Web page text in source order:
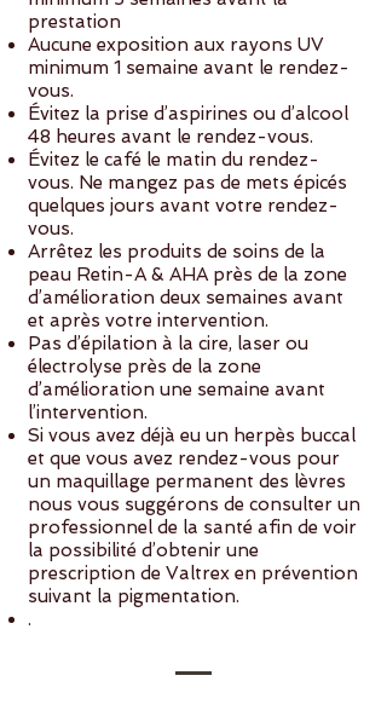
prestation
Aucune exposition aux rayons UV
minimum 1 semaine avant le rendez-
vous.
Évitez la prise d’aspirines ou d’alcool
48 heures avant le rendez-vous.
Évitez le café le matin du rendez-
vous. Ne mangez pas de mets épicés
quelques jours avant votre rendez-
vous.
Arrêtez les produits de soins de la
peau Retin-A & AHA près de la zone
d’amélioration deux semaines avant
et après votre intervention.
Pas d’épilation à la cire, laser ou
électrolyse près de la zone
d’amélioration une semaine avant
l’intervention.
Si vous avez déjà eu un herpès buccal
et que vous avez rendez-vous pour
un maquillage permanent des lèvres
nous vous suggérons de consulter un
professionnel de la santé afin de voir
la possibilité d’obtenir une
prescription de Valtrex en prévention
suivant la pigmentation.
.